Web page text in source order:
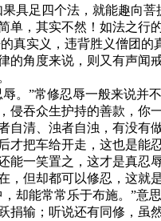
足四个法，就能趣向菩
单，其实不然！如法之行
真实义，违背胜义僧团
的角度来说，则又有声闻
”常修忍辱一般来说并不
侵吞众生护持的善款，你
自清、浊者自浊，有没有
才把车给开走，这也是能
能一笑置之，这才是真忍
，但却都可以修忍，这就
能常常乐于布施。”意思
捐输；听说还有同修，虽